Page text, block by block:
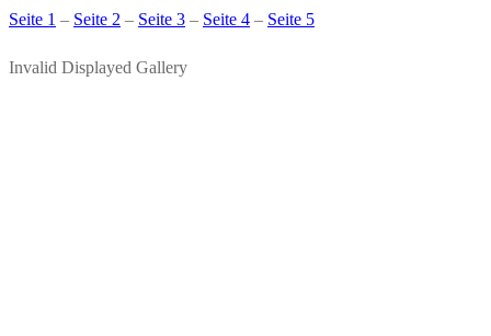
Seite 1 – Seite 2 – Seite 3 – Seite 4 – Seite 5
Invalid Displayed Gallery